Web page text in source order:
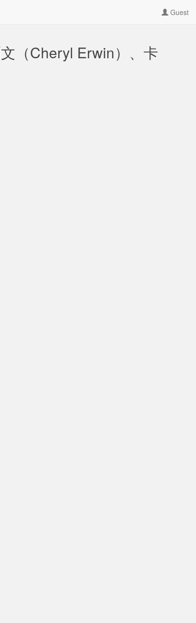
Guest
（Cheryl Erwin）、卡